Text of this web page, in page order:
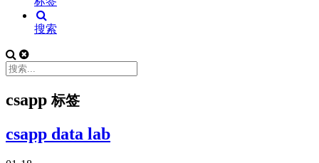
搜索
csapp标签
csapp data lab